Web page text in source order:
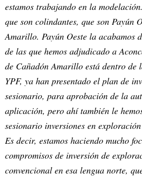
estamos trabajando en la
que son colindantes, que son Payún
Amarillo. Payún Oeste la acabamos
de las que hemos adjudicado a
de Cañadón Amarillo está dentro de
YPF, ya han presentado el plan de
sesionario, para aprobación de la
aplicación, pero ahí también le
sesionario inversiones en
Es decir, estamos haciendo mucho
compromisos de inversión de
convencional en esa lengua norte,